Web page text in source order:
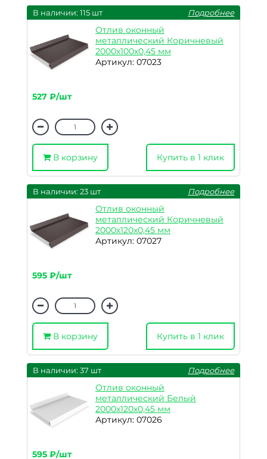
В наличии: 115 шт Подробнее
Отлив оконный
металлический Коричневый
2000х100х0,45 мм
Артикул: 07023
527 ₽/шт
В корзину Купить в 1 клик
В наличии: 23 шт Подробнее
Отлив оконный
металлический Коричневый
2000х120х0,45 мм
Артикул: 07027
595 ₽/шт
В корзину Купить в 1 клик
В наличии: 37 шт Подробнее
Отлив оконный
металлический Белый
2000х120х0,45 мм
Артикул: 07026
595 ₽/шт